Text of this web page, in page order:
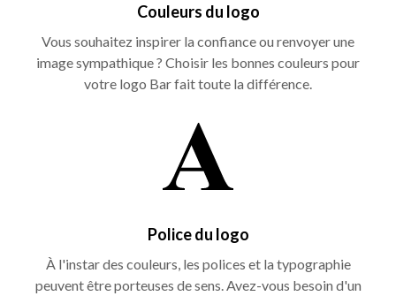
Couleurs du logo
Vous souhaitez inspirer la confiance ou renvoyer une
image sympathique ? Choisir les bonnes couleurs pour
votre logo Bar fait toute la différence.
Police du logo
À l'instar des couleurs, les polices et la typographie
peuvent être porteuses de sens. Avez-vous besoin d'un